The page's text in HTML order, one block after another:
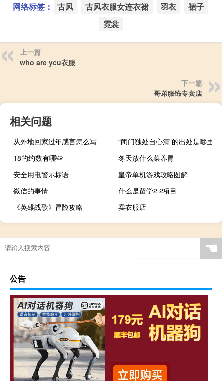
网络标签： 古风 古风衣服女连衣裙 羽衣
裙子
霓裳
上一篇
who are you衣服
下一篇
哥弟服饰专卖店
相关问题
从外地回家过年感言怎么写
“闭门独处自心清”的出处是哪里
18的约数有哪些
冬天放什么菜养胃
安全用电警示标语
皇帝单机游戏攻略图解
微信的事情
什么是留学2 2项目
《英雄战歌》冒险攻略
卖衣服店
☚
公告